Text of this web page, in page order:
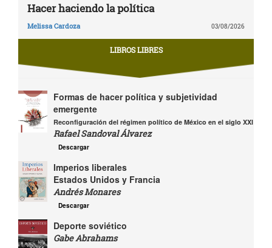
Hacer haciendo la política
Melissa Cardoza 03/08/2026
LIBROS LIBRES
Formas de hacer política y subjetividad
emergente
Reconfiguración del régimen político de México en el siglo XXI
Rafael Sandoval Álvarez
Descargar
Imperios liberales
Estados Unidos y Francia
Andrés Monares
Descargar
Deporte soviético
Gabe Abrahams